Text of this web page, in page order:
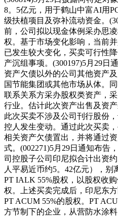
8。5亿元，用于鹤山中富AI用
级扶植项目及弥补流动资金。
前，公司拟以现金体例采办思
权。基于市场变化影响，当前
已发生较大变化，买卖可行性
产沉组事项。(300197)5月29日
资产欠债以外的公司其他资产
国节能集团或其他市场从体。
联系关系方采办股权类资产，
行业。估计此次资产出售及资
此次买卖不涉及公司刊行股份
控人发生变动。通过此次买卖
相关资产欠债置出，并将通过
式。(002271)5月29日通知布告
司控股子公司印尼拟合计出资
人平易近币约5。42亿元），
PT IALK 55%股权，以股权收
权。上述买卖完成后，印尼东
PT ACUM 55%的股权。PT
方节制下的企业，从营防水涂